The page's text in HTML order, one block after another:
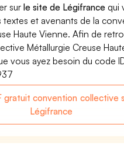
surle site de Légifrance qui
textes et avenants de la
Haute Vienne. Afin de
Métallurgie Creuse
vous ayez besoin du code
gratuit convention collective
Légifrance